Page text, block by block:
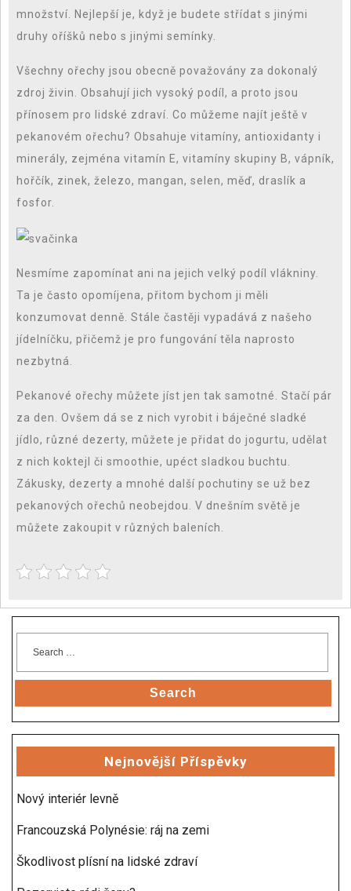
množství. Nejlepší je, když je budete střídat s jinými
druhy oříšků nebo s jinými semínky.
Všechny ořechy jsou obecně považovány za dokonalý
zdroj živin. Obsahují jich vysoký podíl, a proto jsou
přínosem pro lidské zdraví. Co můžeme najít ještě v
pekanovém ořechu? Obsahuje vitamíny, antioxidanty i
minerály, zejména vitamín E, vitamíny skupiny B, vápník,
hořčík, zinek, železo, mangan, selen, měď, draslík a
fosfor.
Nesmíme zapomínat ani na jejich velký podíl vlákniny.
Ta je často opomíjena, přitom bychom ji měli
konzumovat denně. Stále častěji vypadává z našeho
jídelníčku, přičemž je pro fungování těla naprosto
nezbytná.
Pekanové ořechy můžete jíst jen tak samotné. Stačí pár
za den. Ovšem dá se z nich vyrobit i báječné sladké
jídlo, různé dezerty, můžete je přidat do jogurtu, udělat
z nich koktejl či smoothie, upéct sladkou buchtu.
Zákusky, dezerty a mnohé další pochutiny se už bez
pekanových ořechů neobejdou. V dnešním světě je
můžete zakoupit v různých baleních.
Search
Nejnovější Příspěvky
Nový interiér levně
Francouzská Polynésie: ráj na zemi
Škodlivost plísní na lidské zdraví